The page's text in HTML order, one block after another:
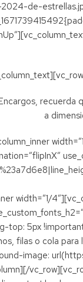
de-
a
width=”1/
top: 5px
filas o cola
image: